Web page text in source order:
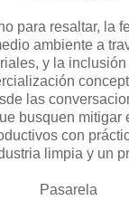
para resaltar, la
ambiente a
y la
las
busquen mitigar
con
limpia y un
Pasarela